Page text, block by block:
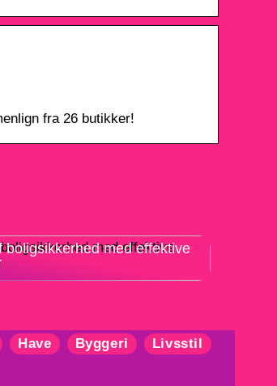
fra 26 butikker!
boligsikkerhed med effektive
Have Byggeri
Livsstil